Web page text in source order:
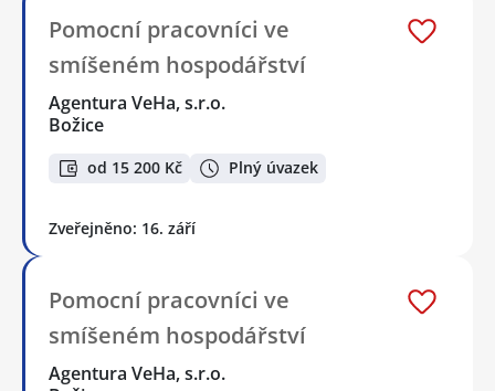
Pomocní pracovníci ve
smíšeném hospodářství
Agentura VeHa, s.r.o.
Božice
od 15 200 Kč Plný úvazek
Zveřejněno: 16. září
Pomocní pracovníci ve
smíšeném hospodářství
Agentura VeHa, s.r.o.